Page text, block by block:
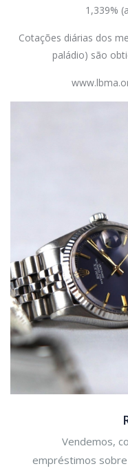
1,339%
Cotações diárias dos
paládio) são
Vendemos,
empréstimos